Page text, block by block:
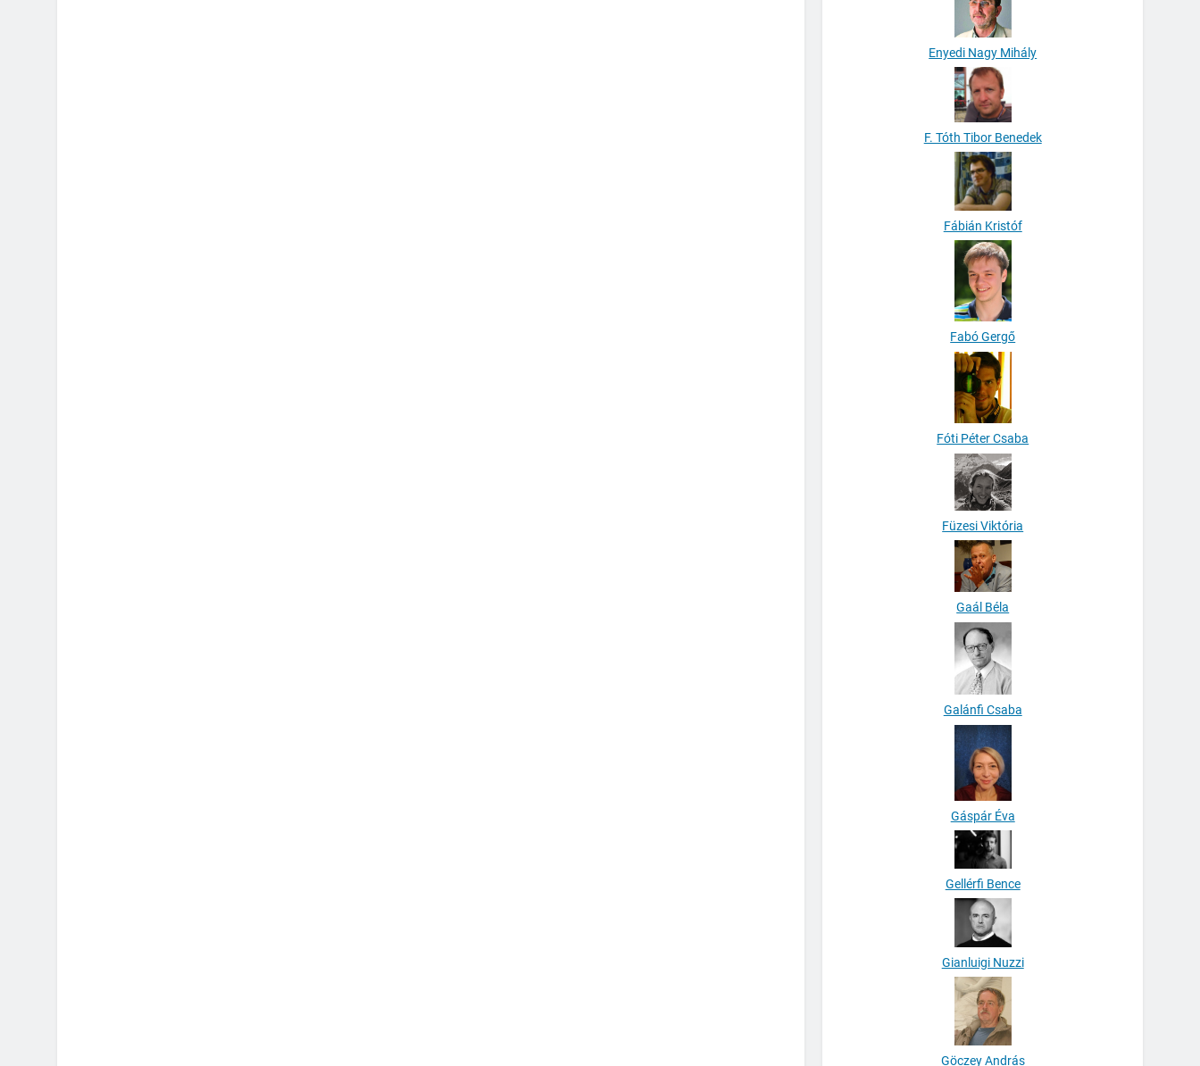
Enyedi Nagy Mihály
F. Tóth Tibor Benedek
Fábián Kristóf
Fabó Gergő
Fóti Péter Csaba
Füzesi Viktória
Gaál Béla
Galánfi Csaba
Gáspár Éva
Gellérfi Bence
Gianluigi Nuzzi
Göczey András